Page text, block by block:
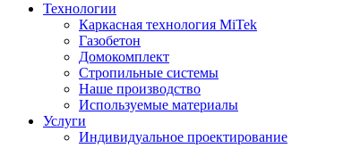
Технологии
Каркасная технология MiTek
Газобетон
Домокомплект
Стропильные системы
Наше производство
Используемые материалы
Услуги
Индивидуальное проектирование